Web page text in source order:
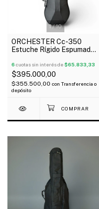
1/10
ORCHESTER Cc-350
Estuche Rígido Espumado
Rueditas
6 cuotas sin interés de$65.833,33
$395.000,00
$355.500,00 con Transferencia o
depósito